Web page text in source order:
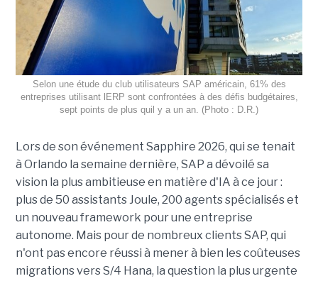
Selon une étude du club utilisateurs SAP américain, 61% des
entreprises utilisant lERP sont confrontées à des défis budgétaires,
sept points de plus quil y a un an. (Photo : D.R.)
Lors de son événement Sapphire 2026, qui se tenait
à Orlando la semaine dernière, SAP a dévoilé sa
vision la plus ambitieuse en matière d'IA à ce jour :
plus de 50 assistants Joule, 200 agents spécialisés et
un nouveau framework pour une entreprise
autonome. Mais pour de nombreux clients SAP, qui
n'ont pas encore réussi à mener à bien les coûteuses
migrations vers S/4 Hana, la question la plus urgente